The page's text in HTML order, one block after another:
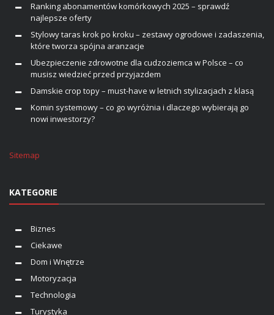
Ranking abonamentów komórkowych 2025 – sprawdź
najlepsze oferty
Stylowy taras krok po kroku – zestawy ogrodowe i zadaszenia,
które tworza spójna aranzacje
Ubezpieczenie zdrowotne dla cudzoziemca w Polsce – co
musisz wiedzieć przed przyjazdem
Damskie crop topy – must-have w letnich stylizacjach z klasą
Komin systemowy – co go wyróżnia i dlaczego wybierają go
nowi inwestorzy?
Sitemap
KATEGORIE
Biznes
Ciekawe
Dom i Wnętrze
Motoryzacja
Technologia
Turystyka